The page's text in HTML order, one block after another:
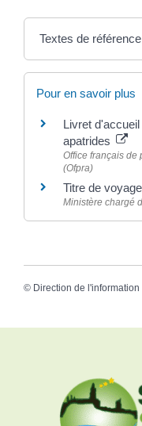
Textes de référence
Pour en savoir plus
Livret
apatrides
Office français de
(Ofpra)
Titre de
Ministère chargé
© Direction de